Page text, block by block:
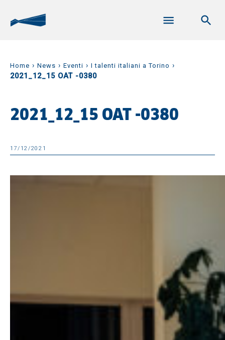
Home › News › Eventi › I talenti italiani a Torino ›
2021_12_15 OAT -0380
2021_12_15 OAT -0380
17/12/2021